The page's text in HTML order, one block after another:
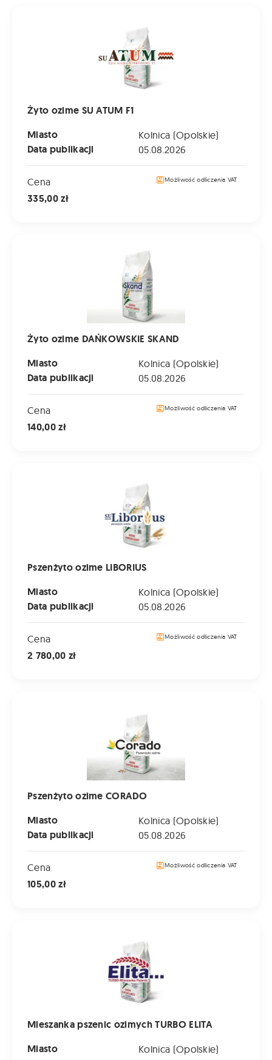
Żyto ozime SU ATUM F1
Miasto
Kolnica (Opolskie)
Data publikacji 05.08.2026
Cena
335,00 zł
Możliwość odliczenia VAT
Żyto ozime DAŃKOWSKIE SKAND
Miasto
Kolnica (Opolskie)
Data publikacji 05.08.2026
Cena
140,00 zł
Możliwość odliczenia VAT
Pszenżyto ozime LIBORIUS
Miasto
Kolnica (Opolskie)
Data publikacji 05.08.2026
Cena
2 780,00 zł
Możliwość odliczenia VAT
Pszenżyto ozime CORADO
Miasto
Kolnica (Opolskie)
Data publikacji 05.08.2026
Cena
105,00 zł
Możliwość odliczenia VAT
Mieszanka pszenic ozimych TURBO ELITA
Miasto
Kolnica (Opolskie)